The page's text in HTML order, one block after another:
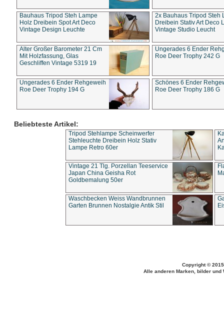
Bauhaus Tripod Steh Lampe
Holz Dreibein Spot Art Deco
Vintage Design Leuchte
2x Bauhaus Tripod Steh
Dreibein Stativ Art Deco
Vintage Studio Leucht
Alter Großer Barometer 21 Cm
Mit Holzfassung, Glas
Geschliffen Vintage 5319 19
Ungerades 6 Ender
Roe Deer Trophy 242 G
Ungerades 6 Ender Rehgeweih
Roe Deer Trophy 194 G
Schönes 6 Ender
Roe Deer Trophy 186 G
Beliebteste Artikel:
Tripod Stehlampe Scheinwerfer
Stehleuchte Dreibein Holz Stativ
Lampe Retro 60er
Vintage 21 Tlg. Porzellan Teeservice
Japan China Geisha Rot
Goldbemalung 50er
Waschbecken Weiss Wandbrunnen
Garten Brunnen Nostalgie Antik Stil
Copyright ©
Alle anderen Marken, bilder und